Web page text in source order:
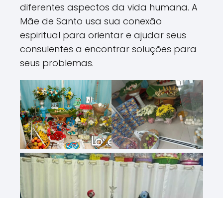
diferentes aspectos da vida humana. A
Mãe de Santo usa sua conexão
espiritual para orientar e ajudar seus
consulentes a encontrar soluções para
seus problemas.